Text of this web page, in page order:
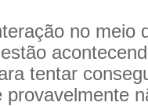
no meio
tentar
provavelmente